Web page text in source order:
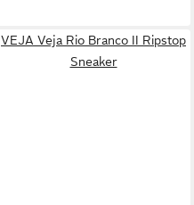
VEJA Veja Rio Branco II Ripstop
Sneaker